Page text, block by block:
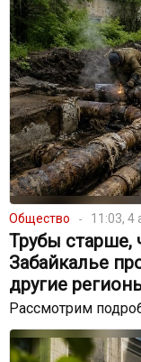
Общество 11:03, 4
Трубы старше,
Забайкалье
другие
Рассмотрим